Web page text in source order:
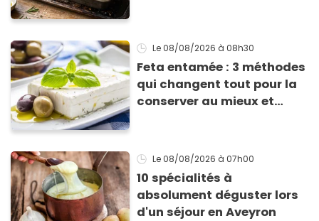
Le 08/08/2026 à 08h30
Feta entamée : 3 méthodes
qui changent tout pour la
conserver au mieux et
Le 08/08/2026 à 07h00
10 spécialités à
absolument déguster lors
d'un séjour en Aveyron